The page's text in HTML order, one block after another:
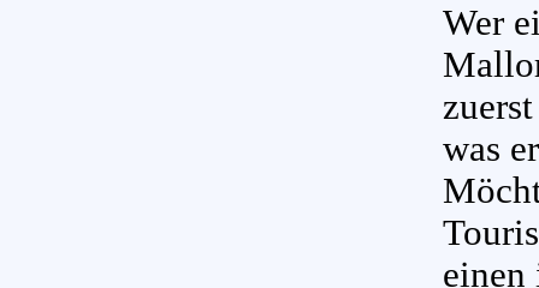
Wer
was